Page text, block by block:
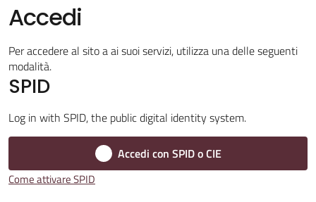
Servizi
Vivere
Argelato
Amministrazione
Accedi
Per accedere al sito a ai suoi servizi, utilizza una delle seguenti
modalità.
SPID
Log in with SPID, the public digital identity system.
Accedi con SPID o CIE
Come attivare SPID